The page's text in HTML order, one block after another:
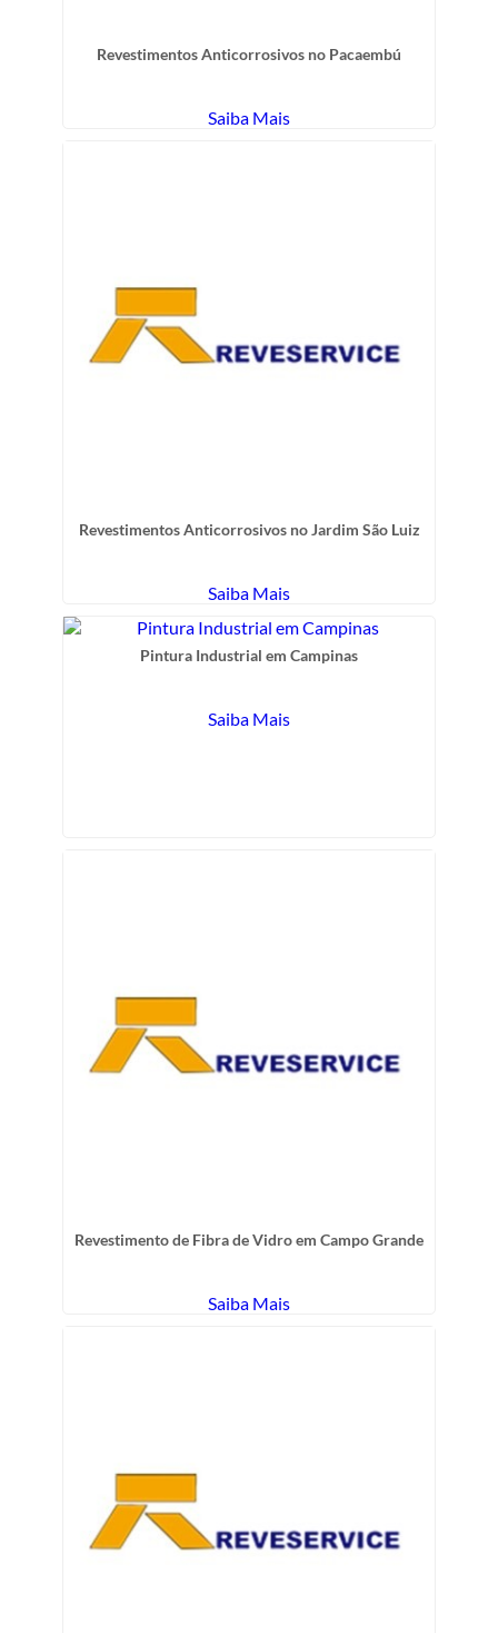
Revestimentos Anticorrosivos no Pacaembú
Saiba Mais
Revestimentos Anticorrosivos no Jardim São Luiz
Saiba Mais
Pintura Industrial em Campinas
Saiba Mais
Revestimento de Fibra de Vidro em Campo Grande
Saiba Mais